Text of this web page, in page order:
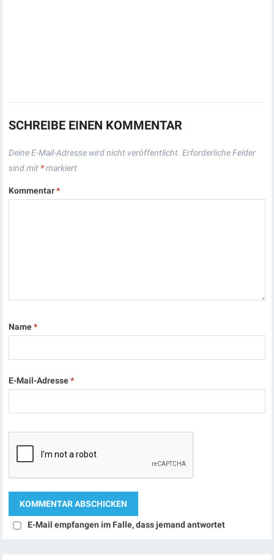
SCHREIBE EINEN KOMMENTAR
Deine E-Mail-Adresse wird nicht veröffentlicht. Erforderliche Felder
sind mit *markiert
Kommentar*
Name*
E-Mail-Adresse*
E-Mail empfangen im Falle, dass jemand antwortet